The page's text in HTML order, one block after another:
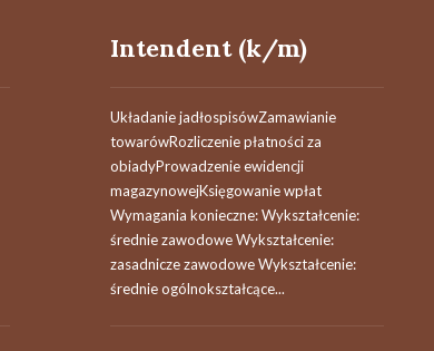
Intendent (k/m)
Układanie jadłospisówZamawianie
towarówRozliczenie płatności za
obiadyProwadzenie ewidencji
magazynowejKsięgowanie wpłat
Wymagania konieczne: Wykształcenie:
średnie zawodowe Wykształcenie:
zasadnicze zawodowe Wykształcenie:
średnie ogólnokształcące...